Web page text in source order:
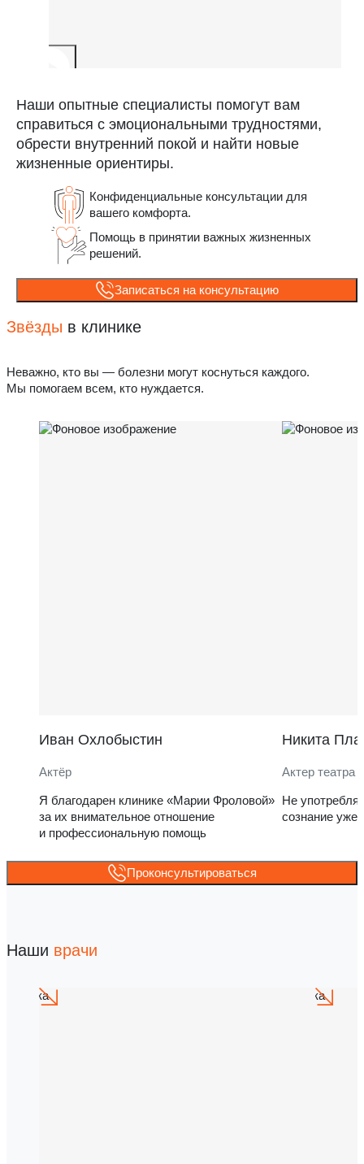
Наши опытные специалисты помогут вам
справиться с эмоциональными трудностями,
обрести внутренний покой и найти новые
жизненные ориентиры.
Конфиденциальные консультации для
вашего комфорта.
Помощь в принятии важных жизненных
решений.
Записаться на консультацию
Звёзды в клинике
Неважно, кто вы — болезни могут коснуться каждого.
Мы помогаем всем, кто нуждается.
Иван Охлобыстин
Актёр
Я благодарен клинике «Марии Фроловой»
за их внимательное отношение
и профессиональную помощь
Никита
Актер театра
Не
сознание уже
Проконсультироваться
Наши врачи